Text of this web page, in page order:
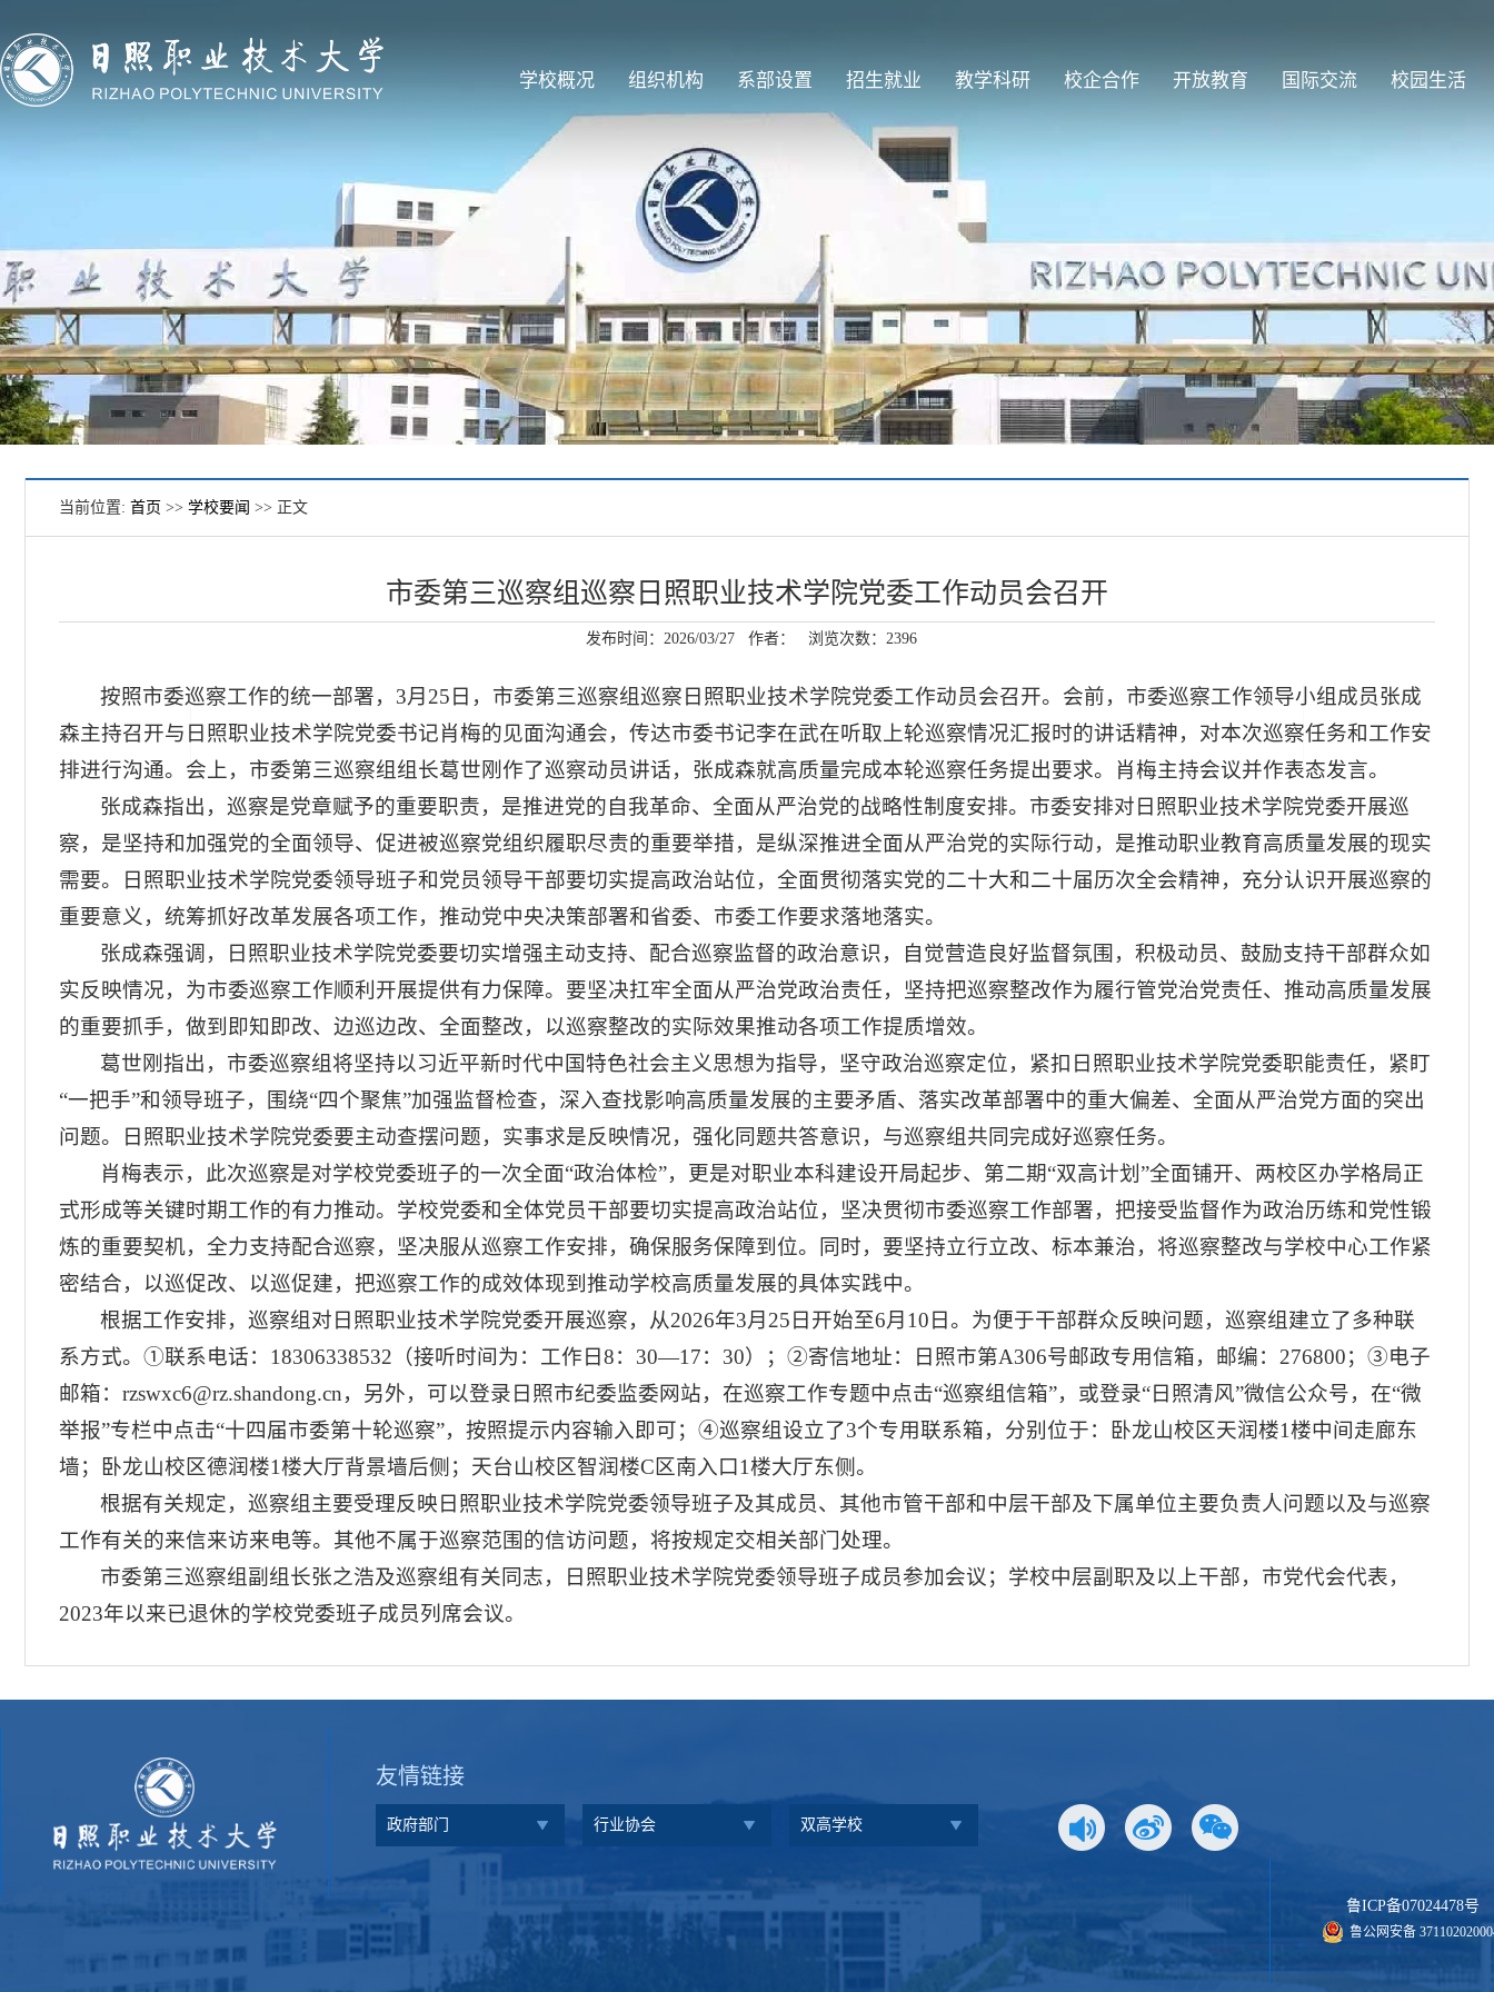
学校概况 组织机构 系部设置 招生就业 教学科研 校企合作 开放教育 国际交流 校园生活
当前位置: 首页 >> 学校要闻 >> 正文
市委第三巡察组巡察日照职业技术学院党委工作动员会召开
发布时间：2026/03/27 作者： 浏览次数： 2396
按照市委巡察工作的统一部署，3月25日，市委第三巡察组巡察日照职业技术学院党委工作动员会召开。会前，市委巡察工作领导小组成员张成
森主持召开与日照职业技术学院党委书记肖梅的见面沟通会，传达市委书记李在武在听取上轮巡察情况汇报时的讲话精神，对本次巡察任务和工作安
排进行沟通。会上，市委第三巡察组组长葛世刚作了巡察动员讲话，张成森就高质量完成本轮巡察任务提出要求。肖梅主持会议并作表态发言。
张成森指出，巡察是党章赋予的重要职责，是推进党的自我革命、全面从严治党的战略性制度安排。市委安排对日照职业技术学院党委开展巡
察，是坚持和加强党的全面领导、促进被巡察党组织履职尽责的重要举措，是纵深推进全面从严治党的实际行动，是推动职业教育高质量发展的现实
需要。日照职业技术学院党委领导班子和党员领导干部要切实提高政治站位，全面贯彻落实党的二十大和二十届历次全会精神，充分认识开展巡察的
重要意义，统筹抓好改革发展各项工作，推动党中央决策部署和省委、市委工作要求落地落实。
张成森强调，日照职业技术学院党委要切实增强主动支持、配合巡察监督的政治意识，自觉营造良好监督氛围，积极动员、鼓励支持干部群众如
实反映情况，为市委巡察工作顺利开展提供有力保障。要坚决扛牢全面从严治党政治责任，坚持把巡察整改作为履行管党治党责任、推动高质量发展
的重要抓手，做到即知即改、边巡边改、全面整改，以巡察整改的实际效果推动各项工作提质增效。
葛世刚指出，市委巡察组将坚持以习近平新时代中国特色社会主义思想为指导，坚守政治巡察定位，紧扣日照职业技术学院党委职能责任，紧盯
“一把手”和领导班子，围绕“四个聚焦”加强监督检查，深入查找影响高质量发展的主要矛盾、落实改革部署中的重大偏差、全面从严治党方面的突出
问题。日照职业技术学院党委要主动查摆问题，实事求是反映情况，强化同题共答意识，与巡察组共同完成好巡察任务。
肖梅表示，此次巡察是对学校党委班子的一次全面“政治体检”，更是对职业本科建设开局起步、第二期“双高计划”全面铺开、两校区办学格局正
式形成等关键时期工作的有力推动。学校党委和全体党员干部要切实提高政治站位，坚决贯彻市委巡察工作部署，把接受监督作为政治历练和党性锻
炼的重要契机，全力支持配合巡察，坚决服从巡察工作安排，确保服务保障到位。同时，要坚持立行立改、标本兼治，将巡察整改与学校中心工作紧
密结合，以巡促改、以巡促建，把巡察工作的成效体现到推动学校高质量发展的具体实践中。
根据工作安排，巡察组对日照职业技术学院党委开展巡察，从2026年3月25日开始至6月10日。为便于干部群众反映问题，巡察组建立了多种联
系方式。①联系电话：18306338532（接听时间为：工作日8：30—17：30）；②寄信地址：日照市第A306号邮政专用信箱，邮编：276800；③电子
邮箱：rzswxc6@rz.shandong.cn，另外，可以登录日照市纪委监委网站，在巡察工作专题中点击“巡察组信箱”，或登录“日照清风”微信公众号，在“微
举报”专栏中点击“十四届市委第十轮巡察”，按照提示内容输入即可；④巡察组设立了3个专用联系箱，分别位于：卧龙山校区天润楼1楼中间走廊东
墙；卧龙山校区德润楼1楼大厅背景墙后侧；天台山校区智润楼C区南入口1楼大厅东侧。
根据有关规定，巡察组主要受理反映日照职业技术学院党委领导班子及其成员、其他市管干部和中层干部及下属单位主要负责人问题以及与巡察
工作有关的来信来访来电等。其他不属于巡察范围的信访问题，将按规定交相关部门处理。
市委第三巡察组副组长张之浩及巡察组有关同志，日照职业技术学院党委领导班子成员参加会议；学校中层副职及以上干部，市党代会代表，
2023年以来已退休的学校党委班子成员列席会议。
友情链接
政府部门 行业协会 双高学校
鲁ICP备07024478号
鲁公网安备